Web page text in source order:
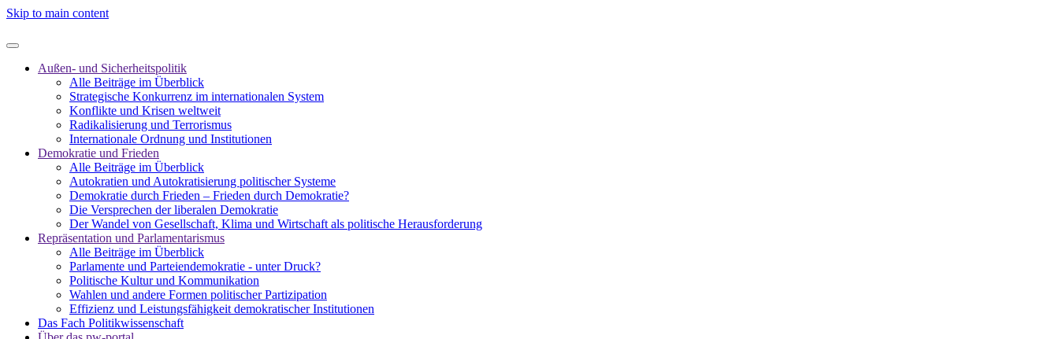
Skip to main content
Außen- und Sicherheitspolitik
Alle Beiträge im Überblick
Strategische Konkurrenz im internationalen System
Konflikte und Krisen weltweit
Radikalisierung und Terrorismus
Internationale Ordnung und Institutionen
Demokratie und Frieden
Alle Beiträge im Überblick
Autokratien und Autokratisierung politischer Systeme
Demokratie durch Frieden – Frieden durch Demokratie?
Die Versprechen der liberalen Demokratie
Der Wandel von Gesellschaft, Klima und Wirtschaft als politische Herausforderung
Repräsentation und Parlamentarismus
Alle Beiträge im Überblick
Parlamente und Parteiendemokratie - unter Druck?
Politische Kultur und Kommunikation
Wahlen und andere Formen politischer Partizipation
Effizienz und Leistungsfähigkeit demokratischer Institutionen
Das Fach Politikwissenschaft